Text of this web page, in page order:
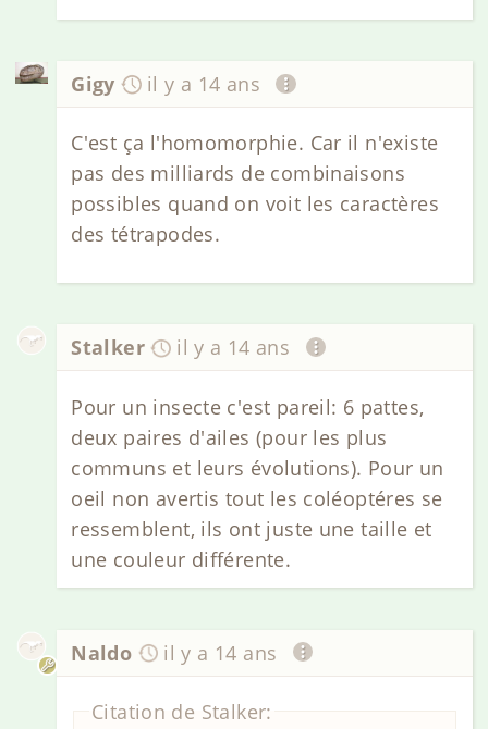
Gigy il y a 14 ans
C'est ça l'homomorphie. Car il n'existe
pas des milliards de combinaisons
possibles quand on voit les caractères
des tétrapodes.
Stalker il y a 14 ans
Pour un insecte c'est pareil: 6 pattes,
deux paires d'ailes (pour les plus
communs et leurs évolutions). Pour un
oeil non avertis tout les coléoptéres se
ressemblent, ils ont juste une taille et
une couleur différente.
Naldo il y a 14 ans
Citation de Stalker: